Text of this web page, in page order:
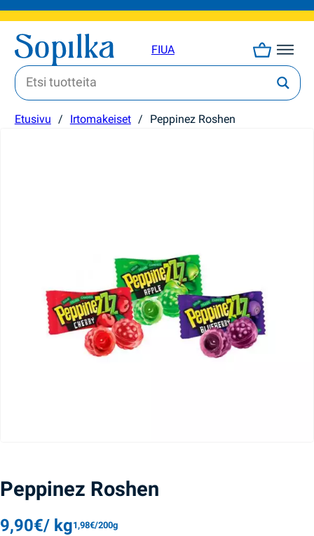
FIUA
Etusivu / Irtomakeiset / Peppinez Roshen
Peppinez Roshen
9,90€/ kg1,98€/200g